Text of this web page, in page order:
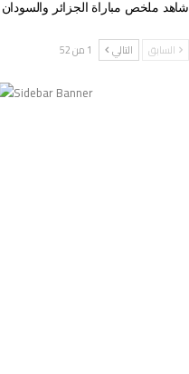
شاهد ملخص مباراة الجزائر والسودان
السابق التالي 1 من 52